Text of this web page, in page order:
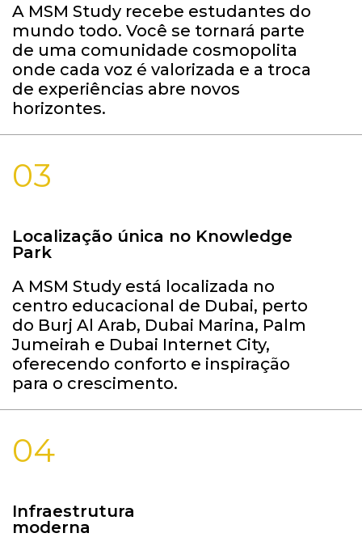
A MSM Study recebe estudantes do
mundo todo. Você se tornará parte
de uma comunidade cosmopolita
onde cada voz é valorizada e a troca
de experiências abre novos
horizontes.
Localização única no Knowledge
Park
A MSM Study está localizada no
centro educacional de Dubai, perto
do Burj Al Arab, Dubai Marina, Palm
Jumeirah e Dubai Internet City,
oferecendo conforto e inspiração
para o crescimento.
03
Infraestrutura
moderna
04